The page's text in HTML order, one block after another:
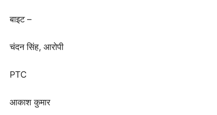
बाइट –
चंदन सिंह, आरोपी
PTC
आकाश कुमार